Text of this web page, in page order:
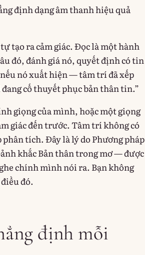
định dạng âm thanh hiệu quả
tạo ra cảm giác. Đọc là một hành
đó, đánh giá nó, quyết định có tin
nó xuất hiện — tâm trí đã xếp
cố thuyết phục bản thân tin.”
giọng của mình, hoặc một giọng
giác đến trước. Tâm trí không có
tích. Đây là lý do Phương pháp
khắc Bản thân trong mơ — được
chính mình nói ra. Bạn không
đó.
định mỗi